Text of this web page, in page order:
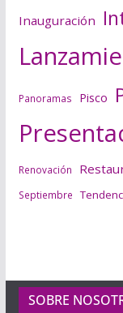
Inauguración
Panoramas Pisco
Renovación
Septiembre
SOBRE